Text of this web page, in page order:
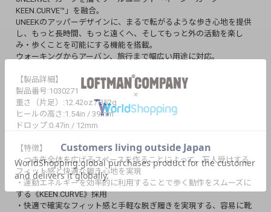
KEEN.CURVE™」を融合。
UNEEKのアッパーデザインに、まるで転がるような歩き心地を提供
し、もっと長時間、もっと遠くへ、そしてもっと外の活動を楽し
み・歩くことを可能にする機能を搭載。
ウォーキングからアーバン、旅行まで幅広い用途に対応。
【製品詳細】
製品番号:1030271
重さ（片足）:12.42oz / 352g
ヒールの高さ:1.54in / 39mm
ドロップ:0.47in / 12mm
【特徴】
・つま先全体を広げるスペースを作ることによって、万人受けする
フィット感と快適な履き心地を実現
・運動エネルギーを効率的に利用することで歩く動作をスムーズに
する《KEEN.CURVE》採用
・快適で確実なフィット感と手軽な脱ぎ履きを実現する、容易に靴